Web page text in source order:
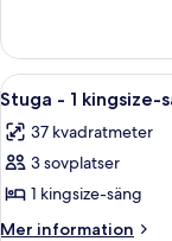
Standard
1
sovrum
Öppna
alla
foton
för
Stuga
-
6
Stuga - 1
37 kvadratmeter
3 sovplatser
1 kingsize-säng
Mer information
Mer